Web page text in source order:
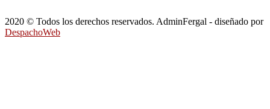
2020 © Todos los derechos reservados. AdminFergal - diseñado por
DespachoWeb